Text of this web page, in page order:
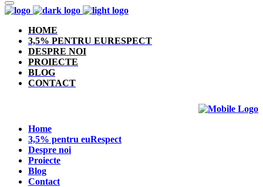
HOME
3,5% PENTRU EURESPECT
DESPRE NOI
PROIECTE
BLOG
CONTACT
Home
3,5% pentru euRespect
Despre noi
Proiecte
Blog
Contact